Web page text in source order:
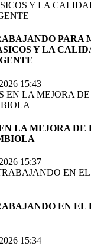
PARA
Y LA
15:43
LA MEJORA DE
15:37
EN EL
15:34